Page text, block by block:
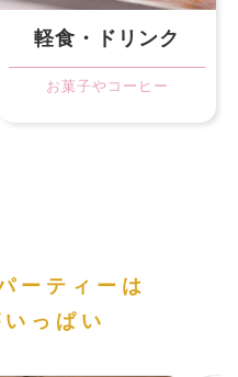
軽食・ドリンク
お菓子やコーヒー
ーティーは
っぱい